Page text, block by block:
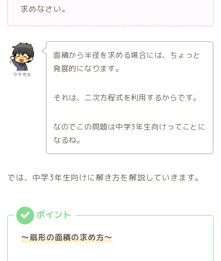
求めなさい。
かず先生
面積から半径を求める場合には、ちょっと
発展的になります。
それは、二次方程式を利用するからです。
なのでこの問題は中学3年生向けってことに
なるね。
では、中学3年生向けに解き方を解説していきます。
～扇形の面積の求め方～